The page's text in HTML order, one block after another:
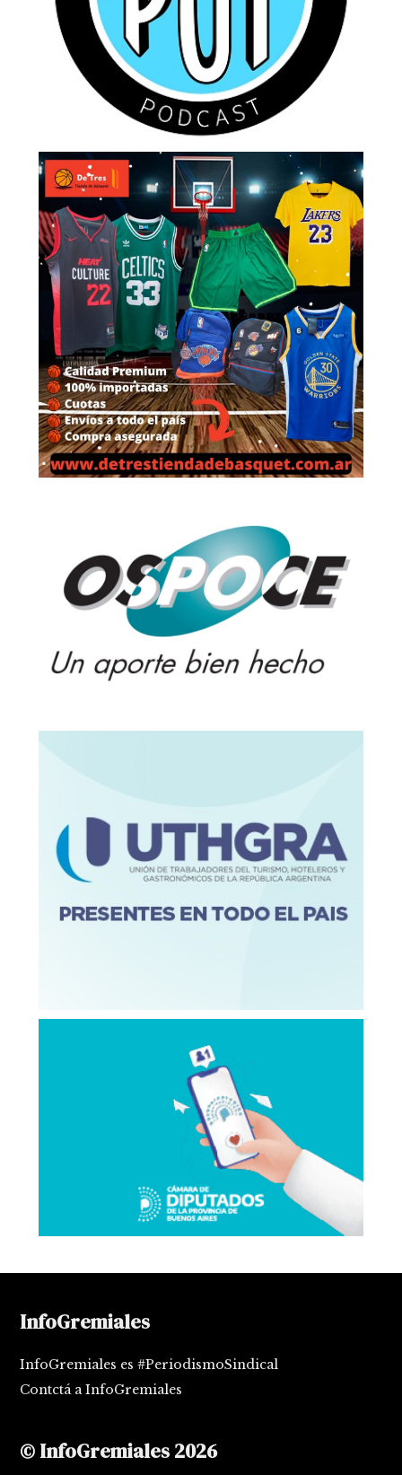
InfoGremiales
InfoGremiales es #PeriodismoSindical
Contctá a InfoGremiales
© InfoGremiales 2026